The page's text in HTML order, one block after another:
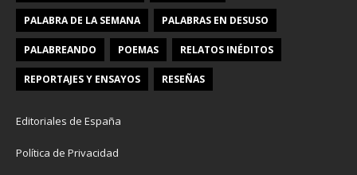
PALABRA DE LA SEMANA PALABRAS EN DESUSO
PALABREANDO POEMAS RELATOS INÉDITOS
REPORTAJES Y ENSAYOS RESEÑAS
Editoriales de España
Política de Privacidad